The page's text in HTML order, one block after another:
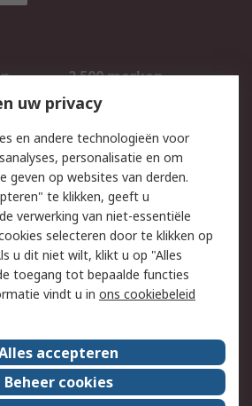
2.500 merken
Inkoopoplossingen
Email veiligheid
Websitevoorwaarden
Over ons
uw privacy
en andere technologieën voor
personalisatie en om
geven op websites van derden.
te klikken, geeft u
verwerking van niet-essentiële
selecteren door te klikken op
u dit niet wilt, klikt u op "Alles
toegang tot bepaalde functies
vindt u in ons cookiebeleid
accepteren
Beheer cookies